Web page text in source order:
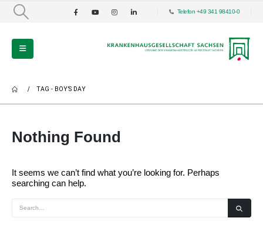
Telefon +49 341 98410-0
TAG - BOY’S DAY
Nothing Found
It seems we can’t find what you’re looking for. Perhaps
searching can help.